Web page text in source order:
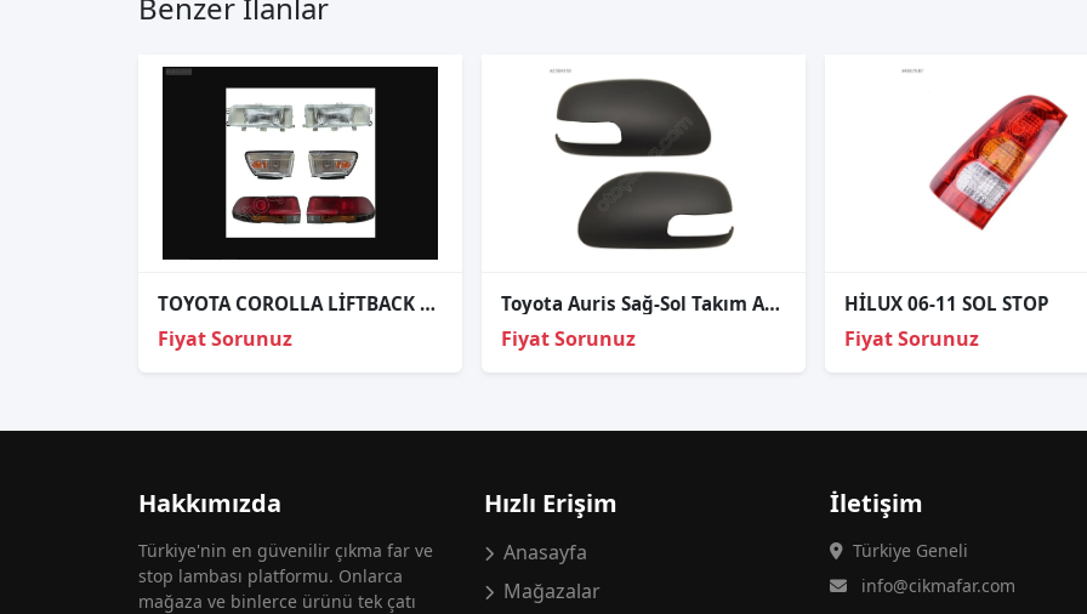
Benzer İlanlar
TOYOTA COROLLA LİFTBACK FAR STOP SİNYAL
Fiyat Sorunuz
Toyota Auris Sağ-Sol Takım Ayna Kapağı Sinyalli 2011-2013
Fiyat Sorunuz
HİLUX 06-11 SOL STOP
Fiyat Sorunuz
Hakkımızda
Türkiye'nin en güvenilir çıkma far ve
stop lambası platformu. Onlarca
mağaza ve binlerce ürünü tek çatı
Hızlı Erişim
Anasayfa
Mağazalar
İletişim
Türkiye Geneli
info@cikmafar.com